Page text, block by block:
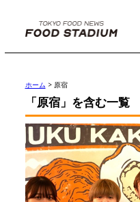
ホーム > 原宿
「原宿」を含む一覧